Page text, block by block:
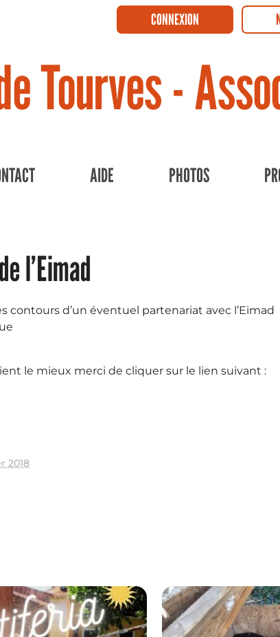
CONNEXION
Tourves -
AIDE PHOTOS
l’Eimad
d’un éventuel partenariat avec l’Eimad
le mieux merci de cliquer sur le lien suivant :
2018